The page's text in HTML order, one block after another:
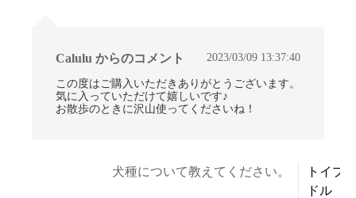
Calulu からのコメント 2023/03/09 13:37:40
この度はご購入いただきありがとうございます。
気に入っていただけて嬉しいです♪
お散歩のときに沢山使ってくださいね！
犬種について教えてください。
トイプ
ドル